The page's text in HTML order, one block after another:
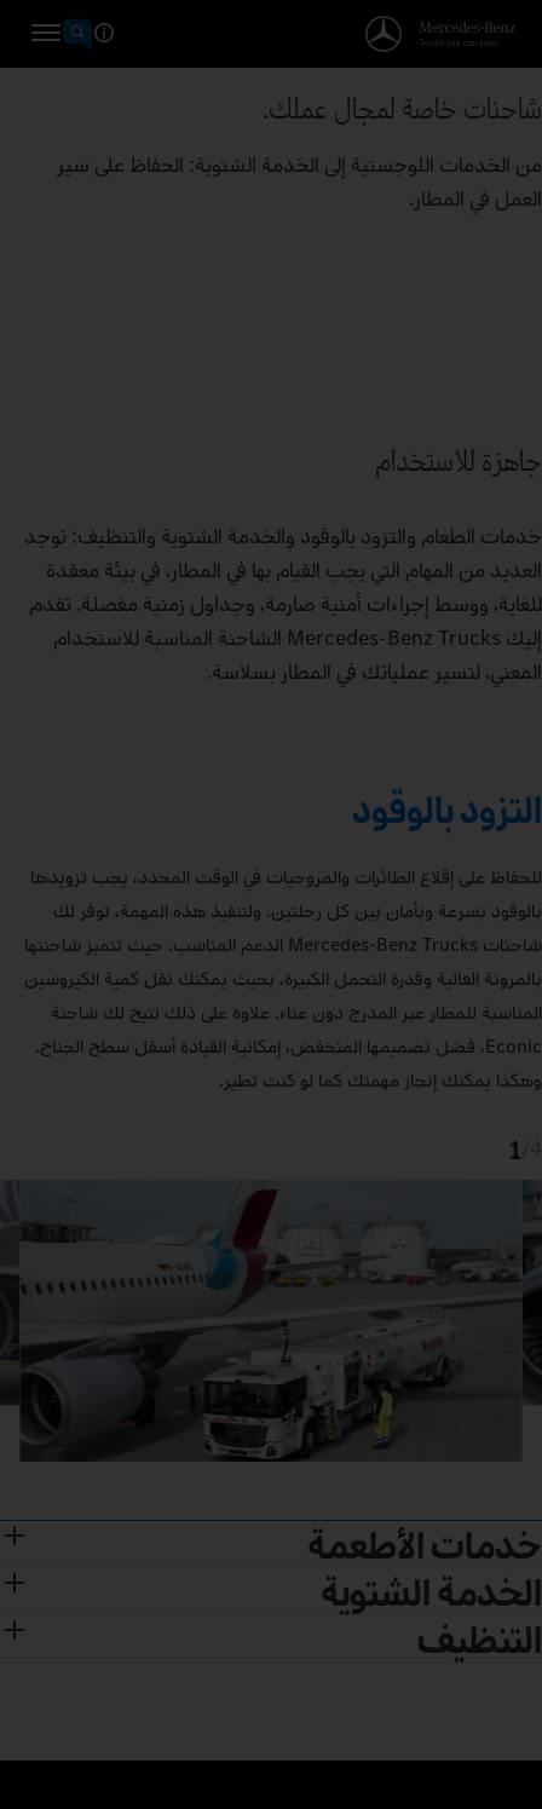
شاحنات خاصة لمجال عملك.
من الخدمات اللوجستية إلى الخدمة الشتوية: الحفاظ على سير
العمل في المطار.
جاهزة للاستخدام
خدمات الطعام والتزود بالوقود والخدمة الشتوية والتنظيف: توجد
العديد من المهام التي يجب القيام بها في المطار، في بيئة معقدة
للغاية، ووسط إجراءات أمنية صارمة، وجداول زمنية مفصلة. تقدم
إليك Mercedes‑Benz Trucks الشاحنة المناسبة للاستخدام
المعني، لتسير عملياتك في المطار بسلاسة.
التزود بالوقود
للحفاظ على إقلاع الطائرات والمروحيات في الوقت المحدد، يجب تزويدها
بالوقود بسرعة وبأمان بين كل رحلتين. ولتنفيذ هذه المهمة، توفر لك
شاحنات Mercedes‑Benz Trucks الدعم المناسب. حيث تتميز شاحنتها
بالمرونة العالية وقدرة التحمل الكبيرة، بحيث يمكنك نقل كمية الكيروسين
المناسبة للمطار عبر المدرج دون عناء. علاوة على ذلك تتيح لك شاحنة
Econic، فضل تصميمها المنخفض، إمكانية القيادة أسفل سطح الجناح.
وهكذا يمكنك إنجاز مهمتك كما لو كنت تطير.
1
خدمات الأطعمة
الخدمة الشتوية
التنظيف